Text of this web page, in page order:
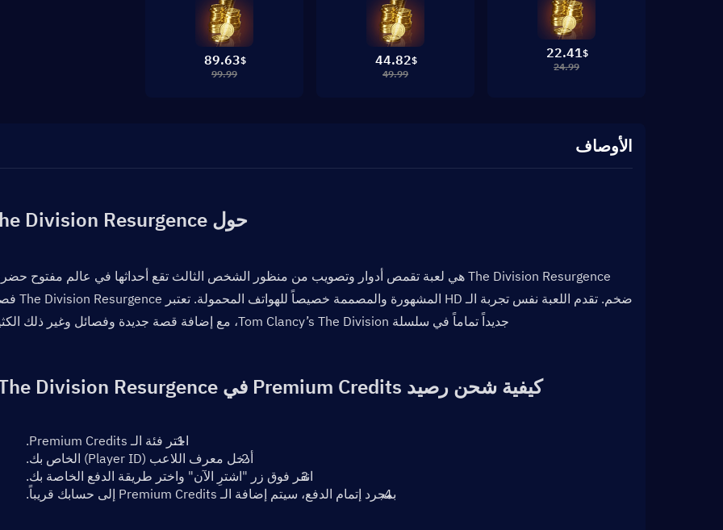
$
22.41
24.99
$
44.82
49.99
$
89.63
99.99
الأوصاف
حول The Division Resurgence
جديداً تماماً في سلسلة Tom Clancy’s The Division، مع إضافة قصة جديدة وفصائل وغير ذلك الكثير.
كيفية شحن رصيد Premium Credits في The Division Resurgence؟
اختر فئة الـ Premium Credits.
أدخل معرف اللاعب (Player ID) الخاص بك.
انقر فوق زر "اشترِ الآن" واختر طريقة الدفع الخاصة بك.
بمجرد إتمام الدفع، سيتم إضافة الـ Premium Credits إلى حسابك قريباً.